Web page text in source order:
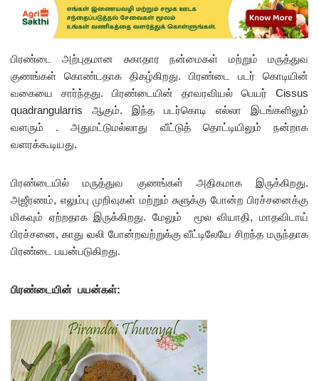
பிரண்டை அற்புதமான சுகாதார நன்மைகள் மற்றும் மருத்துவ
குணங்கள் கொண்டதாக திகழ்கிறது. பிரண்டை படர் கொடியின்
வகையை சார்ந்தது. பிரண்டையின் தாவரவியல் பெயர் Cissus
quadrangularris ஆகும். இந்த படர்கொடி எல்லா இடங்களிலும்
வளரும் . அதுமட்டுமல்லாது வீட்டுத் தொட்டியிலும் நன்றாக
வளரக்கூடியது.
பிரண்டையில் மருத்துவ குணங்கள் அதிகமாக இருக்கிறது.
அஜீரணம், எலும்பு முறிவுகள் மற்றும் சுளுக்கு போன்ற பிரச்சனைக்கு
மிகவும் ஏற்றதாக இருக்கிறது. மேலும் மூல வியாதி, மாதவிடாய்
பிரச்சனை, காது வலி போன்றவற்றுக்கு வீட்டிலேயே சிறந்த மருந்தாக
பிரண்டை பயன்படுகிறது.
பிரண்டையின் பயன்கள்: